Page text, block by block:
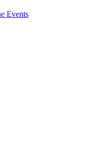
Events